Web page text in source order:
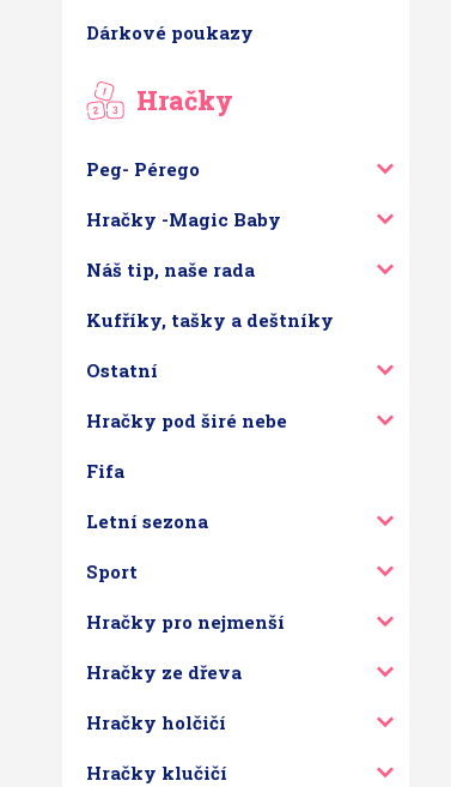
Dárkové poukazy
Hračky
Peg- Pérego
Hračky -Magic Baby
Náš tip, naše rada
Kufříky, tašky a deštníky
Ostatní
Hračky pod širé nebe
Fifa
Letní sezona
Sport
Hračky pro nejmenší
Hračky ze dřeva
Hračky holčičí
Hračky klučičí